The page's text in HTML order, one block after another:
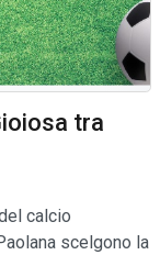
tra
calcio
scelgono la